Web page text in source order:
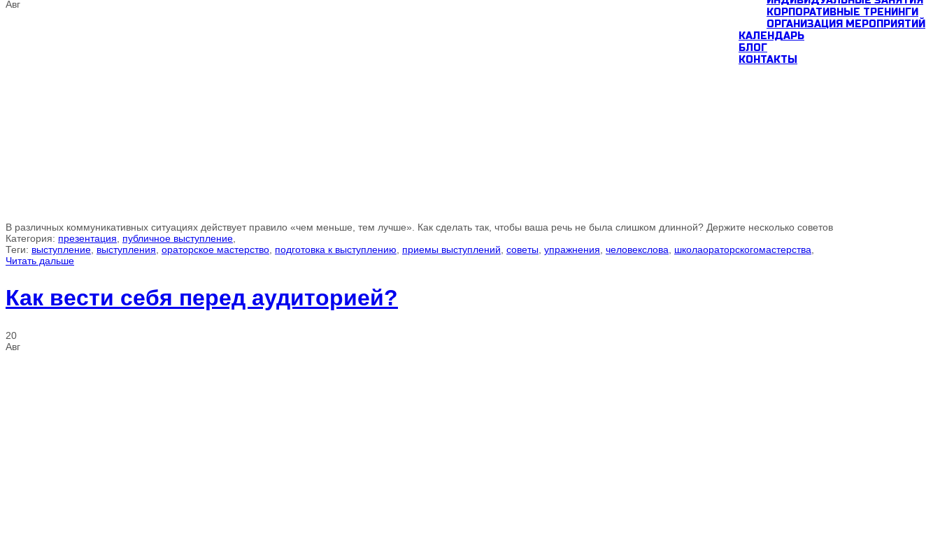
КОРПОРАТИВНЫЕ ТРЕНИНГИ
ОРГАНИЗАЦИЯ МЕРОПРИЯТИЙ
КАЛЕНДАРЬ
БЛОГ
КОНТАКТЫ
Авг
В различных коммуникативных ситуациях действует правило «чем меньше, тем лучше». Как сделать так, чтобы ваша речь не была слишком длинной? Держите несколько советов
Категория: презентация, публичное выступление,
Теги: выступление, выступления, ораторское мастерство, подготовка к выступлению, приемы выступлений, советы, упражнения, человекслова, школаораторскогомастерства,
Читать дальше
Как вести себя перед аудиторией?
20
Авг